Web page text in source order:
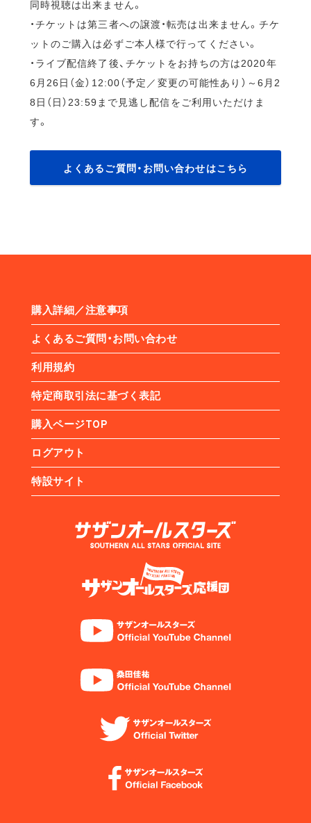
同時視聴は出来ません。
・チケットは第三者への譲渡・転売は出来ません。チケ
ットのご購入は必ずご本人様で行ってください。
・ライブ配信終了後、チケットをお持ちの方は2020年
6月26日（金）12:00（予定／変更の可能性あり）～6月2
8日（日）23:59まで見逃し配信をご利用いただけま
す。
よくあるご質問・お問い合わせはこちら
購入詳細／注意事項
よくあるご質問・お問い合わせ
利用規約
特定商取引法に基づく表記
購入ページTOP
ログアウト
特設サイト